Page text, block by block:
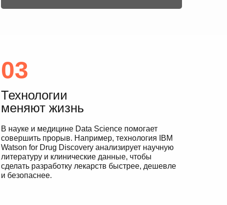
В науке и медицине Data Science помогает
совершить прорыв. Например, технология IBM
Watson for Drug Discovery анализирует научную
литературу и клинические данные, чтобы
сделать разработку лекарств быстрее, дешевле
и безопаснее.
Технологии
меняют жизнь
03